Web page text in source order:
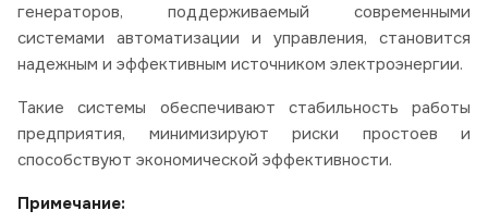
генераторов, поддерживаемый современными
системами автоматизации и управления, становится
надежным и эффективным источником электроэнергии.
Такие системы обеспечивают стабильность работы
предприятия, минимизируют риски простоев и
способствуют экономической эффективности.
Примечание: